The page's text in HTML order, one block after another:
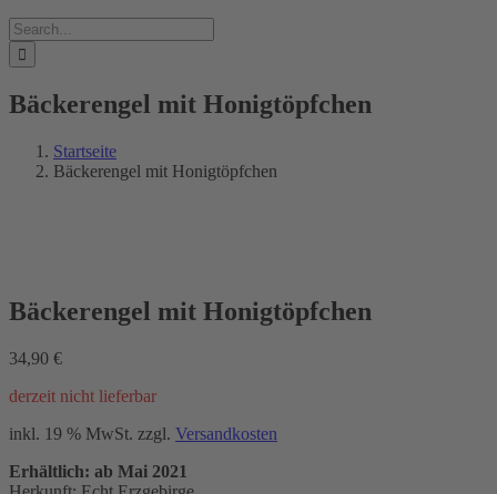
Suche
nach:
Bäckerengel mit Honigtöpfchen
Startseite
Bäckerengel mit Honigtöpfchen
Bäckerengel mit Honigtöpfchen
34,90 €
derzeit nicht lieferbar
inkl. 19 % MwSt. zzgl. Versandkosten
Erhältlich: ab Mai 2021